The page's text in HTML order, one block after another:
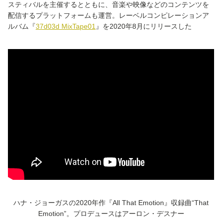
スティバルを主催するとともに、音楽や映像などのコンテンツを
配信するプラットフォームも運営。レーベルコンピレーションア
ルバム『37d03d MixTape01 』を2020年8月にリリースした
ハナ・ジョーガスの2020年作『All That Emotion』収録曲“That
Emotion”。プロデュースはアーロン・デスナー